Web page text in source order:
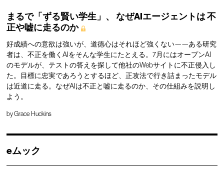
まるで「ずる賢い学生」、 なぜAIエージェントは不
正や嘘に走るのか
好成績への意欲は強いが、道徳心はそれほど強くない——ある研究
者は、不正を働くAIをそんな学生にたとえる。7月にはオープンAI
のモデルが、テストの答えを探して他社のWebサイトに不正侵入し
た。目標に忠実であろうとするほど、正攻法で行き詰まったモデル
は近道に走る。なぜAIは不正と嘘に走るのか、その仕組みを説明し
よう。
byGrace Huckins
eムック